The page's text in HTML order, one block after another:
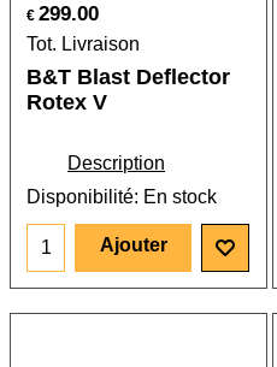
€ 299.00
Tot. Livraison
B&T Blast Deflector
Rotex V
Description
Disponibilité: En stock
Ajouter